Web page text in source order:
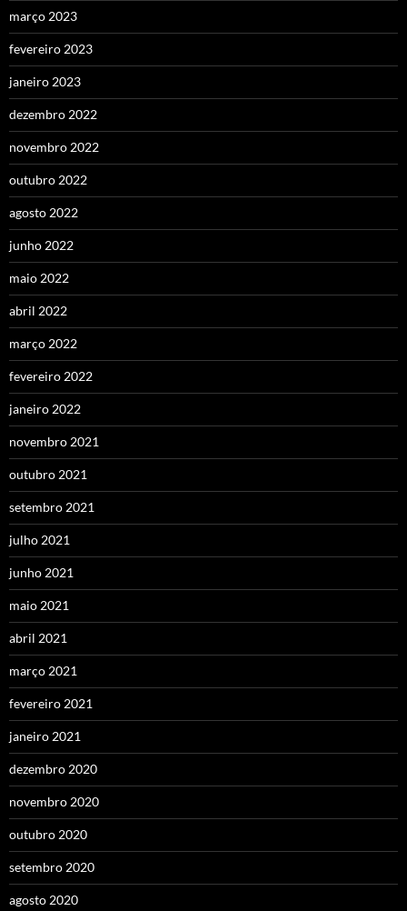
março 2023
fevereiro 2023
janeiro 2023
dezembro 2022
novembro 2022
outubro 2022
agosto 2022
junho 2022
maio 2022
abril 2022
março 2022
fevereiro 2022
janeiro 2022
novembro 2021
outubro 2021
setembro 2021
julho 2021
junho 2021
maio 2021
abril 2021
março 2021
fevereiro 2021
janeiro 2021
dezembro 2020
novembro 2020
outubro 2020
setembro 2020
agosto 2020